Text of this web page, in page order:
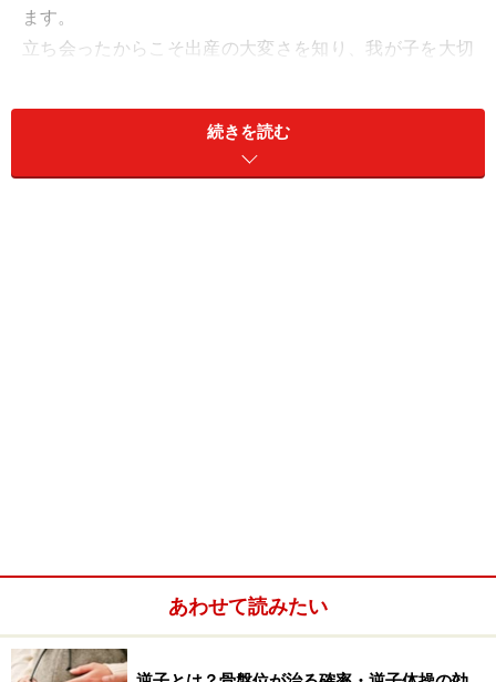
ます。
立ち会ったからこそ出産の大変さを知り、我が子を大切
立ち会い出産をして良かったです。
※記事内容は執筆時点のものです。最新の内容をご確認くださ
い。
続きを読む
あわせて読みたい